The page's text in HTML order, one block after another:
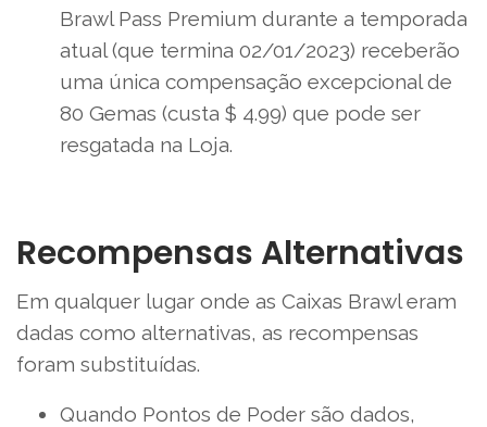
Brawl Pass Premium durante a temporada
atual (que termina 02/01/2023) receberão
uma única compensação excepcional de
80 Gemas (custa $ 4.99) que pode ser
resgatada na Loja.
Recompensas Alternativas
Em qualquer lugar onde as Caixas Brawl eram
dadas como alternativas, as recompensas
foram substituídas.
Quando Pontos de Poder são dados,